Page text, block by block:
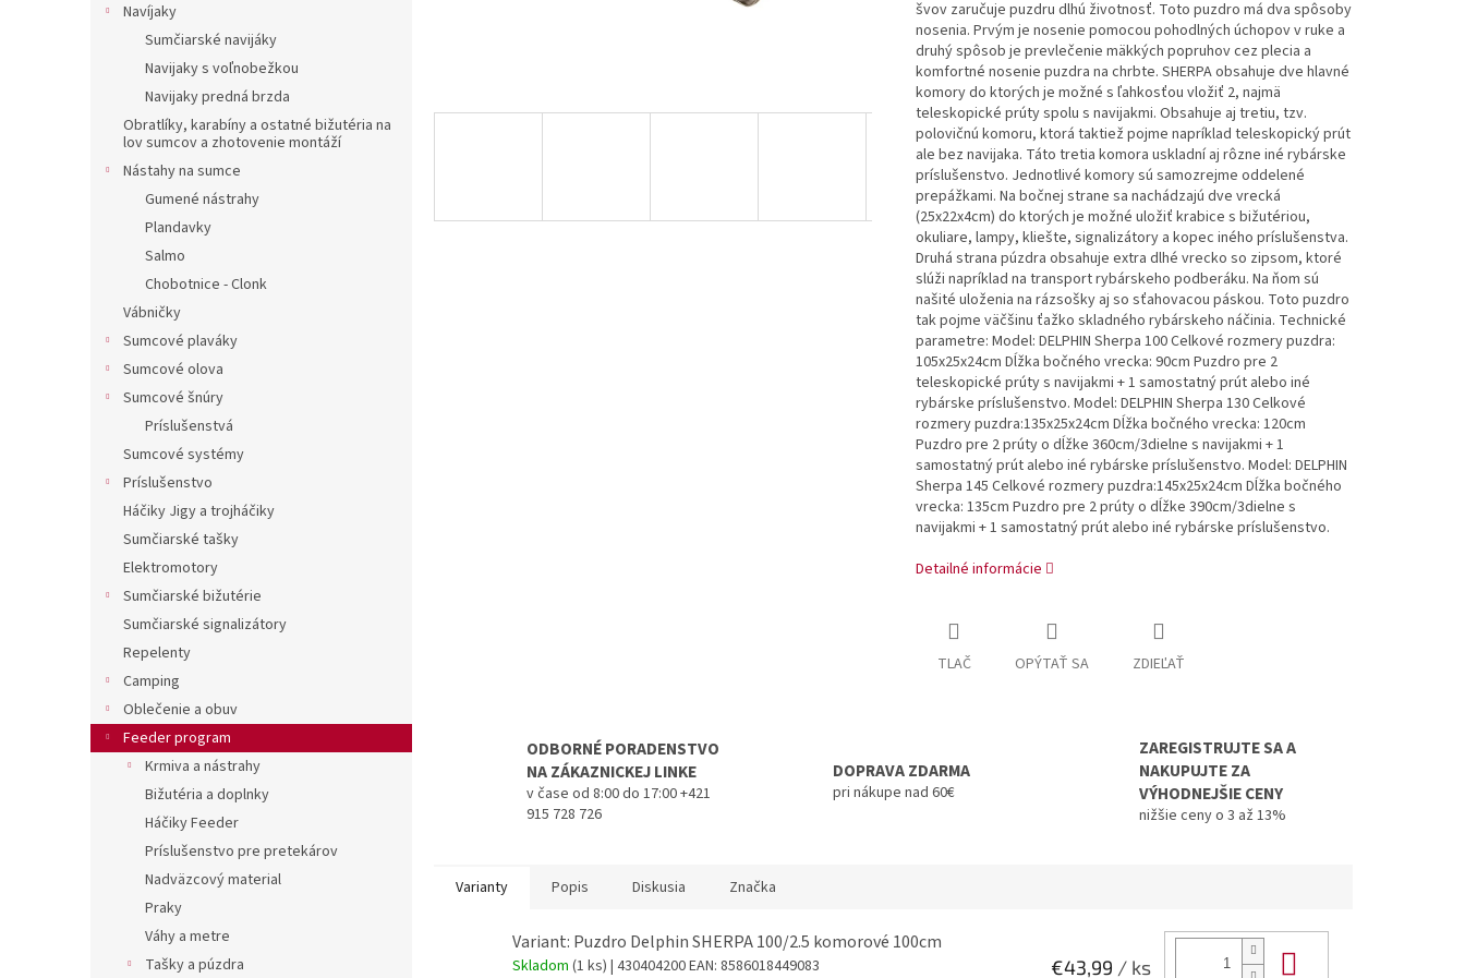
Navíjaky
Sumčiarské navijáky
Navijaky s voľnobežkou
Navijaky predná brzda
Obratlíky, karabíny a ostatné bižutéria na
lov sumcov a zhotovenie montáží
Nástahy na sumce
Gumené nástrahy
Plandavky
Salmo
Chobotnice - Clonk
Vábničky
Sumcové plaváky
Sumcové olova
Sumcové šnúry
Príslušenstvá
Sumcové systémy
Príslušenstvo
Háčiky Jigy a trojháčiky
Sumčiarské tašky
Elektromotory
Sumčiarské bižutérie
Sumčiarské signalizátory
Repelenty
Camping
Oblečenie a obuv
Feeder program
Krmiva a nástrahy
Bižutéria a doplnky
Háčiky Feeder
Príslušenstvo pre pretekárov
Nadväzcový material
Praky
Váhy a metre
Tašky a púzdra
švov zaručuje puzdru dlhú životnosť. Toto puzdro má dva spôsoby
nosenia. Prvým je nosenie pomocou pohodlných úchopov v ruke a
druhý spôsob je prevlečenie mäkkých popruhov cez plecia a
komfortné nosenie puzdra na chrbte. SHERPA obsahuje dve hlavné
komory do ktorých je možné s ľahkosťou vložiť 2, najmä
teleskopické prúty spolu s navijakmi. Obsahuje aj tretiu, tzv.
polovičnú komoru, ktorá taktiež pojme napríklad teleskopický prút
ale bez navijaka. Táto tretia komora uskladní aj rôzne iné rybárske
príslušenstvo. Jednotlivé komory sú samozrejme oddelené
prepážkami. Na bočnej strane sa nachádzajú dve vrecká
(25x22x4cm) do ktorých je možné uložiť krabice s bižutériou,
okuliare, lampy, kliešte, signalizátory a kopec iného príslušenstva.
Druhá strana púzdra obsahuje extra dlhé vrecko so zipsom, ktoré
slúži napríklad na transport rybárskeho podberáku. Na ňom sú
našité uloženia na rázsošky aj so sťahovacou páskou. Toto puzdro
tak pojme väčšinu ťažko skladného rybárskeho náčinia. Technické
parametre: Model: DELPHIN Sherpa 100 Celkové rozmery puzdra:
105x25x24cm Dĺžka bočného vrecka: 90cm Puzdro pre 2
teleskopické prúty s navijakmi + 1 samostatný prút alebo iné
rybárske príslušenstvo. Model: DELPHIN Sherpa 130 Celkové
rozmery puzdra:135x25x24cm Dĺžka bočného vrecka: 120cm
Puzdro pre 2 prúty o dĺžke 360cm/3dielne s navijakmi + 1
samostatný prút alebo iné rybárske príslušenstvo. Model: DELPHIN
Sherpa 145 Celkové rozmery puzdra:145x25x24cm Dĺžka bočného
vrecka: 135cm Puzdro pre 2 prúty o dĺžke 390cm/3dielne s
navijakmi + 1 samostatný prút alebo iné rybárske príslušenstvo.
Detailné informácie
TLAČ OPÝTAŤ SA ZDIEĽAŤ
ODBORNÉ PORADENSTVO
NA ZÁKAZNICKEJ LINKE
v čase od 8:00 do 17:00 +421
915 728 726
DOPRAVA ZDARMA
pri nákupe nad 60€
ZAREGISTRUJTE SA A
NAKUPUJTE ZA
VÝHODNEJŠIE CENY
nižšie ceny o 3 až 13%
Varianty Popis Diskusia Značka
Variant: Puzdro Delphin SHERPA 100/2.5 komorové 100cm
Skladom (1 ks) | 430404200EAN: 8586018449083
€43,99 / ks